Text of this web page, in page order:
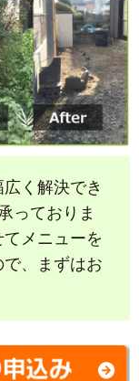
く解決でき
っておりま
メニューを
、まずはお